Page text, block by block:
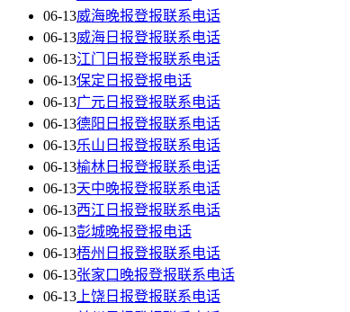
06-13威海晚报登报联系电话
06-13威海日报登报联系电话
06-13江门日报登报联系电话
06-13保定日报登报电话
06-13广元日报登报联系电话
06-13德阳日报登报联系电话
06-13乐山日报登报联系电话
06-13榆林日报登报联系电话
06-13天中晚报登报联系电话
06-13西江日报登报联系电话
06-13彭城晚报登报电话
06-13梧州日报登报联系电话
06-13张家口晚报登报联系电话
06-13 上饶日报登报联系电话